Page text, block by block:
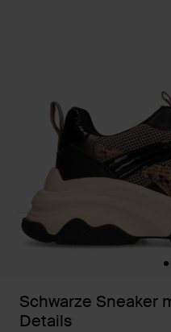
Schwarze Sneaker
Details